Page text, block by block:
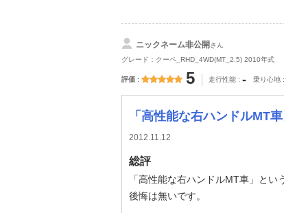
ニックネーム非公開さん
グレード：クーペ_RHD_4WD(MT_2.5) 2010年式
評価 5 走行性能 - 乗り心地
「高性能な右ハンドルMT車」というだけ
2012.11.12
総評
「高性能な右ハンドルMT車」と
後悔は無いです。